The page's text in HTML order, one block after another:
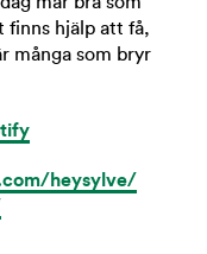
finns hjälp att få,
många som bryr
heysylve/